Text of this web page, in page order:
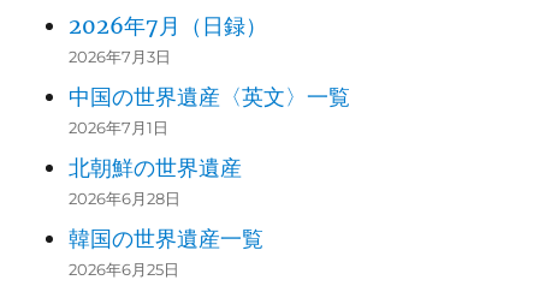
2026年7月（日録）
2026年7月3日
中国の世界遺産〈英文〉一覧
2026年7月1日
北朝鮮の世界遺産
2026年6月28日
韓国の世界遺産一覧
2026年6月25日